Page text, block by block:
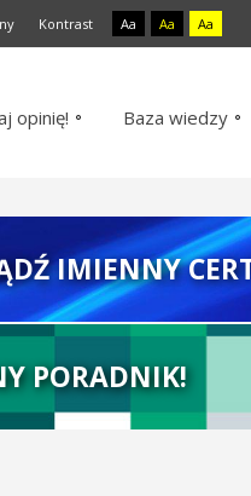
Kontrast Aa Aa Aa
opinię! Baza wiedzy
IMIENNY
PORADNIK!